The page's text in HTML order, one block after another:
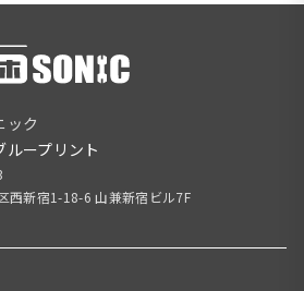
ック
ループリント
西新宿1-18-6 山兼新宿ビル7F